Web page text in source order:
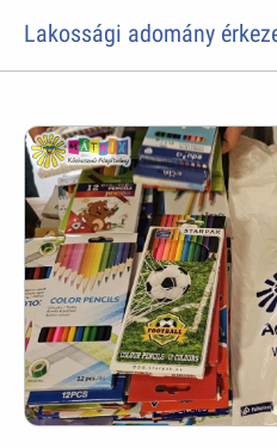
Lakossági adomány